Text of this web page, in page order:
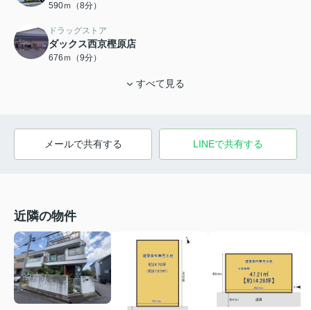
590ｍ（8分）
ドラッグストア
ダックス西京樫原店
676ｍ（9分）
すべて見る
メールで共有する LINEで共有する
近隣の物件